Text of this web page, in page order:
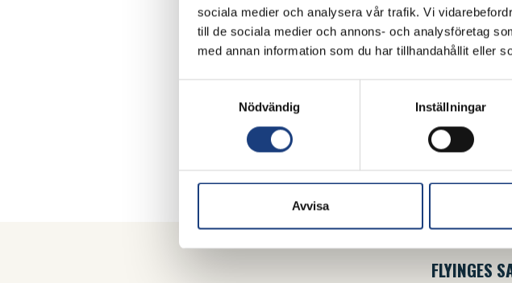
sociala medier och analysera vår trafik. Vi
till de sociala medier och annons- och analysföretag
med annan information som du har tillhandahållit eller
Nödvändig
Inställningar
Avvisa
GPS-koordniater
N 55 44 52,8
E 013 21 15,4
FLYINGES